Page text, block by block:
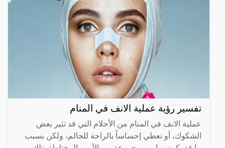
تفسير رؤية عملية الانف في المنام
عملية الانف في المنام من الأحلام التي قد تثير بعض
الشكوك، أو تعطي إحساساً بالراحة للحالم، ولكن بسبب